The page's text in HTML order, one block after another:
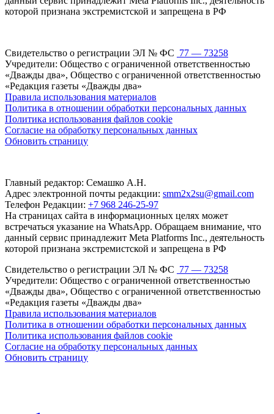
которой признана экстремистской и запрещена в РФ
Свидетельство о регистрации ЭЛ № ФС 77 — 73258
Учредители: Общество с ограниченной ответственностью
«Дважды два», Общество с ограниченной ответственностью
«Редакция газеты «Дважды два»
Правила использования материалов
Политика в отношении обработки персональных данных
Политика использования файлов cookie
Согласие на обработку персональных данных
Обновить страницу
Главный редактор: Семашко А.Н.
Адрес электронной почты редакции: smm2x2su@gmail.com
Телефон Редакции: +7 968 246-25-97
На страницах сайта в информационных целях может
встречаться указание на WhatsApp. Обращаем внимание, что
данный сервис принадлежит Meta Platforms Inc., деятельность
которой признана экстремистской и запрещена в РФ
Свидетельство о регистрации ЭЛ № ФС 77 — 73258
Учредители: Общество с ограниченной ответственностью
«Дважды два», Общество с ограниченной ответственностью
«Редакция газеты «Дважды два»
Правила использования материалов
Политика в отношении обработки персональных данных
Политика использования файлов cookie
Согласие на обработку персональных данных
Обновить страницу